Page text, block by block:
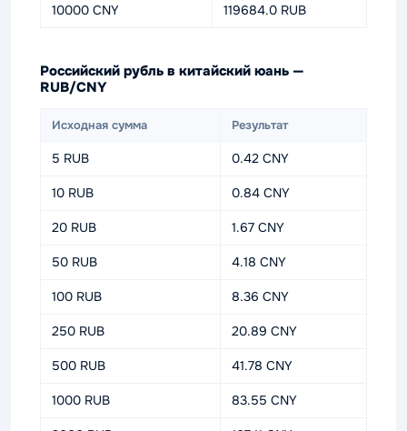
10000 CNY 119684.0 RUB
Российский рубль в китайский юань —
RUB/CNY
Исходная сумма Результат
5 RUB 0.42 CNY
10 RUB 0.84 CNY
20 RUB 1.67 CNY
50 RUB 4.18 CNY
100 RUB 8.36 CNY
250 RUB 20.89 CNY
500 RUB 41.78 CNY
1000 RUB 83.55 CNY